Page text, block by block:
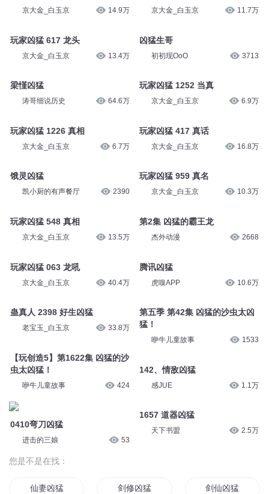
京大金_白玉京 14.9万
玩家凶猛 617 龙头
京大金_白玉京 13.4万
梁慬凶猛
涛哥细说历史 64.6万
玩家凶猛 1226 真相
京大金_白玉京 6.7万
饿灵凶猛
凯小厨的有声餐厅 2390
玩家凶猛 548 真相
京大金_白玉京 13.5万
玩家凶猛 063 龙吼
京大金_白玉京 40.4万
蛊真人 2398 好生凶猛
老宝玉_白玉京 33.8万
【玩创造5】第1622集 凶猛的沙
虫太凶猛！
咿牛儿童故事 424
0410弯刀凶猛
进击的三娘 53
京大金_白玉京 11.7万
凶猛生哥
初初现OoO 3713
玩家凶猛 1252 当真
京大金_白玉京 6.9万
玩家凶猛 417 真话
京大金_白玉京 16.8万
玩家凶猛 959 真名
京大金_白玉京 10.3万
第2集 凶猛的霸王龙
杰外动漫 2668
腾讯凶猛
虎嗅APP 10.6万
第五季 第42集 凶猛的沙虫太凶
猛！
咿牛儿童故事 1533
142、情敌凶猛
感JUE 1.1万
1657 道器凶猛
天下书盟 2.5万
您是不是在找：
仙妻凶猛 剑修凶猛 剑仙凶猛